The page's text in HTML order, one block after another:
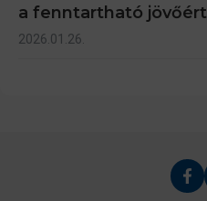
a fenntartható jövőért
2026.01.26.